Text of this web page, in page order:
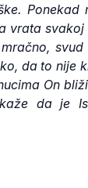
Ponekad
vrata svakoj
svud
da to nije
On
da je